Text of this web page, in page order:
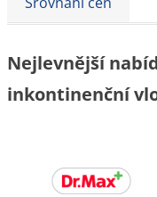
Nejlevnější
inkontinenční